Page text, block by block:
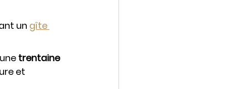
un gîte
trentaine
et